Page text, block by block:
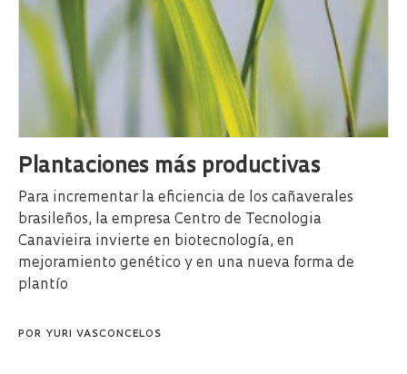
Plantaciones más productivas
Para incrementar la eficiencia de los cañaverales
brasileños, la empresa Centro de Tecnologia
Canavieira invierte en biotecnología, en
mejoramiento genético y en una nueva forma de
plantío
POR YURI VASCONCELOS